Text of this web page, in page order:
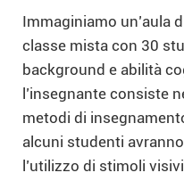
Immaginiamo un’aula
classe mista con 30
background e abilità
l’insegnante consiste
metodi di
alcuni studenti
l’utilizzo di stimoli